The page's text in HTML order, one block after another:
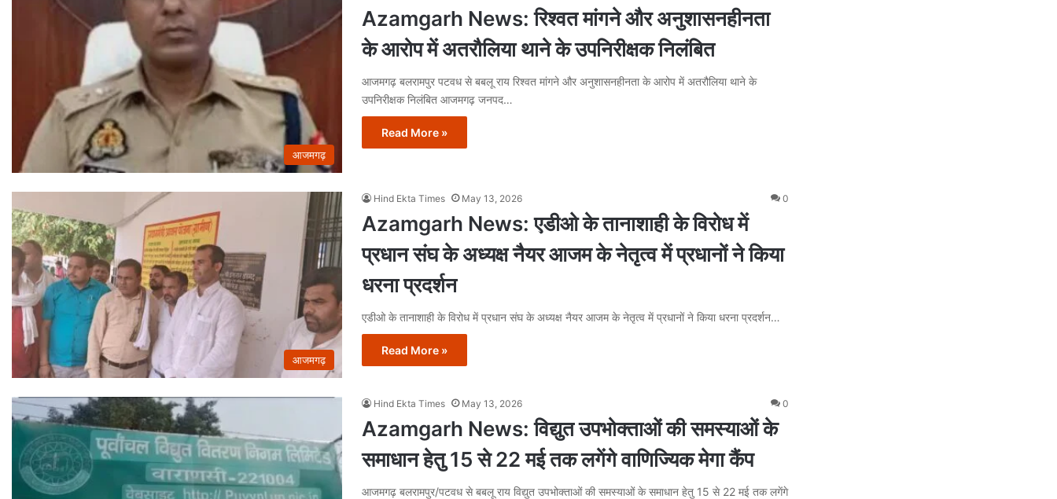
आजमगढ़
Azamgarh News: रिश्वत मांगने और अनुशासनहीनता
के आरोप में अतरौलिया थाने के उपनिरीक्षक निलंबित
आजमगढ़ बलरामपुर पटवध से बबलू राय रिश्वत मांगने और अनुशासनहीनता के आरोप में अतरौलिया थाने के
उपनिरीक्षक निलंबित आजमगढ़ जनपद…
Read More »
आजमगढ़
Hind Ekta Times May 13, 2026 0
Azamgarh News: एडीओ के तानाशाही के विरोध में
प्रधान संघ के अध्यक्ष नैयर आजम के नेतृत्व में प्रधानों ने किया
धरना प्रदर्शन
एडीओ के तानाशाही के विरोध में प्रधान संघ के अध्यक्ष नैयर आजम के नेतृत्व में प्रधानों ने किया धरना प्रदर्शन…
Read More »
Hind Ekta Times May 13, 2026 0
Azamgarh News: विद्युत उपभोक्ताओं की समस्याओं के
समाधान हेतु 15 से 22 मई तक लगेंगे वाणिज्यिक मेगा कैंप
आजमगढ़ बलरामपुर/पटवध से बबलू राय विद्युत उपभोक्ताओं की समस्याओं के समाधान हेतु 15 से 22 मई तक लगेंगे